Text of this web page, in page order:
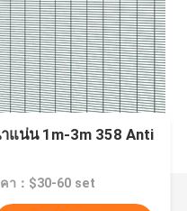
แน่น 1m-3m 358 Anti
า：$30-60 set